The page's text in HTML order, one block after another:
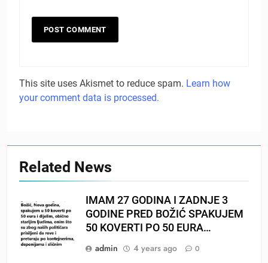
This site uses Akismet to reduce spam. Learn how
your comment data is processed.
Related News
IMAM 27 GODINA I ZADNJE 3
GODINE PRED BOŽIĆ SPAKUJEM
50 KOVERTI PO 50 EURA…
admin
4 years ago 0